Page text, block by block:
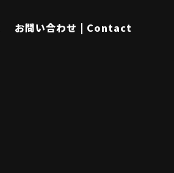
お問い合わせ | Contact